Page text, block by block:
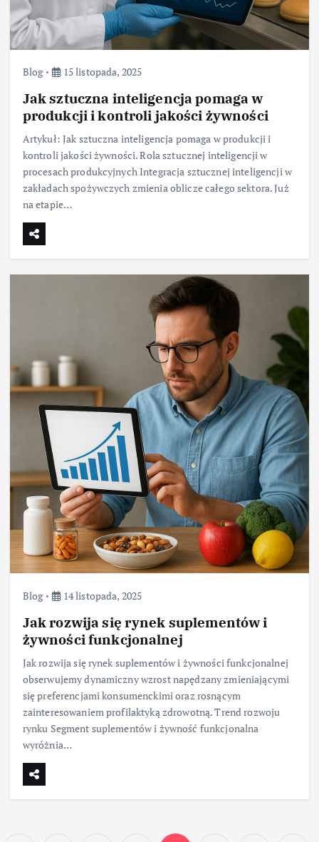
Blog 15 listopada, 2025
Jak sztuczna inteligencja pomaga w
produkcji i kontroli jakości żywności
Artykuł: Jak sztuczna inteligencja pomaga w produkcji i
kontroli jakości żywności. Rola sztucznej inteligencji w
procesach produkcyjnych Integracja sztucznej inteligencji w
zakładach spożywczych zmienia oblicze całego sektora. Już
na etapie…
Blog 14 listopada, 2025
Jak rozwija się rynek suplementów i
żywności funkcjonalnej
Jak rozwija się rynek suplementów i żywności funkcjonalnej
obserwujemy dynamiczny wzrost napędzany zmieniającymi
się preferencjami konsumenckimi oraz rosnącym
zainteresowaniem profilaktyką zdrowotną. Trend rozwoju
rynku Segment suplementów i żywność funkcjonalna
wyróżnia…